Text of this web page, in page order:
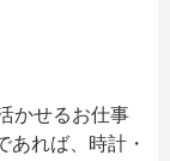
かせるお仕事
あれば、時計・